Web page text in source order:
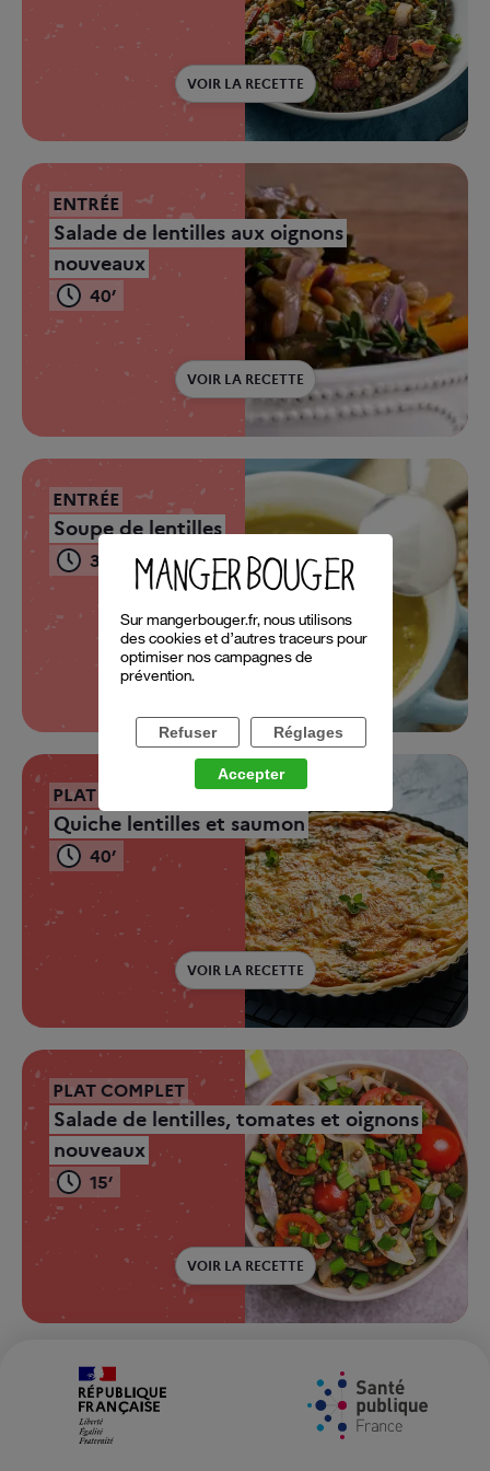
VOIR LA RECETTE
ENTRÉE
Salade de lentilles aux oignons
nouveaux
40’
VOIR LA RECETTE
ENTRÉE
Soupe de lentilles
35’
VOIR LA RECETTE
PLAT COMPLET
Quiche lentilles et saumon
40’
VOIR LA RECETTE
PLAT COMPLET
Salade de lentilles, tomates et oignons
nouveaux
15’
VOIR LA RECETTE
Sur mangerbouger.fr, nous utilisons
des cookies et d’autres traceurs pour
optimiser nos campagnes de
prévention.
Refuser Réglages
Accepter